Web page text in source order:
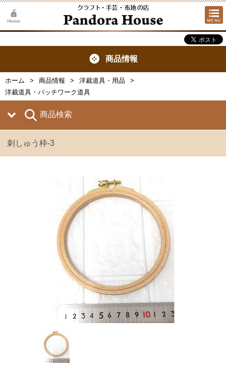
商品情報
ホーム 商品情報
洋裁道具・用品
洋裁道具・パッチワーク道具
商品検索
刺しゅう枠-3